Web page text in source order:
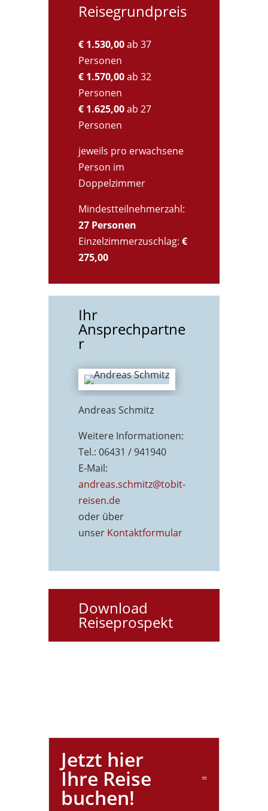
Reisegrundpreis
€ 1.530,00ab 37
Personen
€ 1.570,00ab 32
Personen
€ 1.625,00ab 27
Personen
jeweils pro erwachsene
Person im
Doppelzimmer
Mindestteilnehmerzahl:
27 Personen
Einzelzimmerzuschlag: €
275,00
Ihr
Ansprechpartne
r
Andreas Schmitz
Weitere Informationen:
Tel.: 06431 / 941940
E-Mail:
andreas.schmitz@tobit-
reisen.de
oder über
unser Kontaktformular
Download
Reiseprospekt
Jetzt hier
Ihre Reise
buchen!